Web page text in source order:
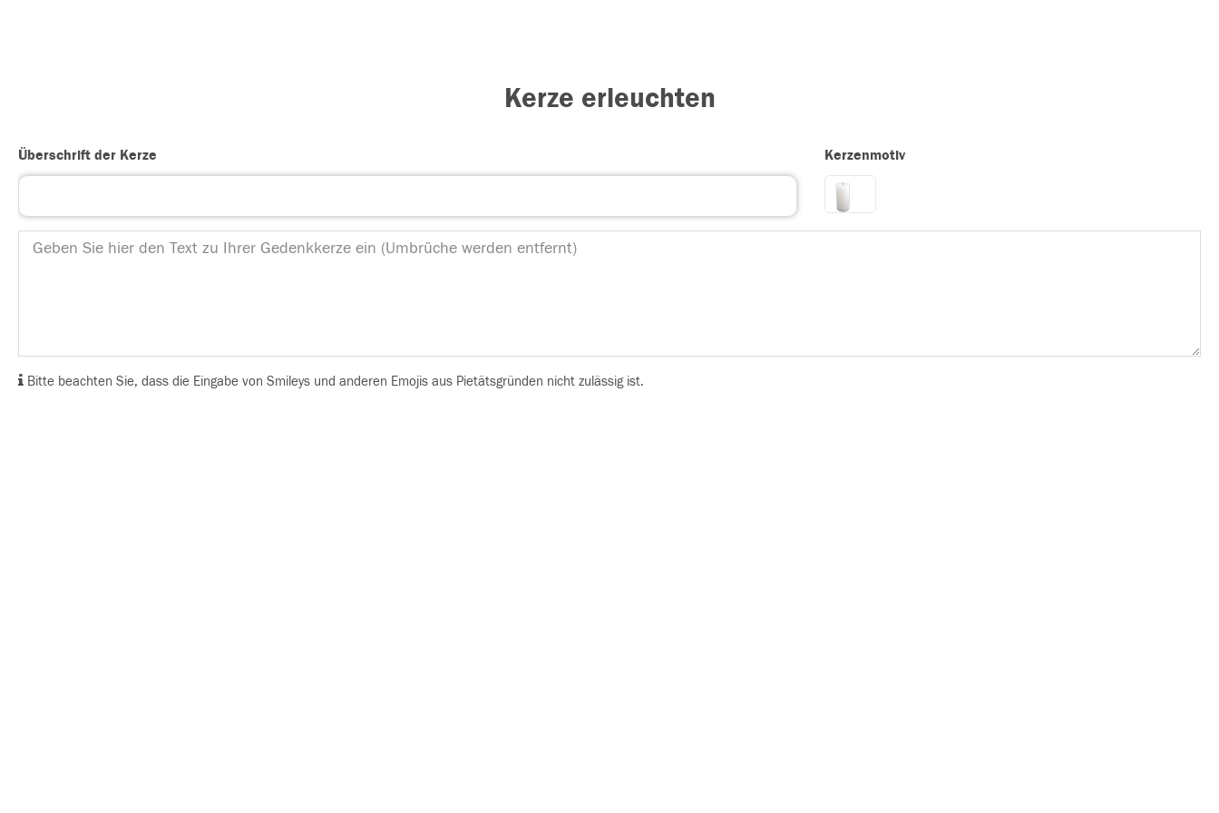
Kerze erleuchten
Überschrift der Kerze Kerzenmotiv
Bitte beachten Sie, dass die Eingabe von Smileys und anderen Emojis aus Pietätsgründen nicht zulässig ist.